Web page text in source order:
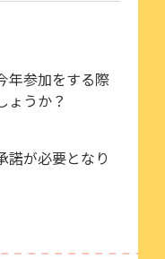
年参加をする際
ょうか？
諾が必要となり